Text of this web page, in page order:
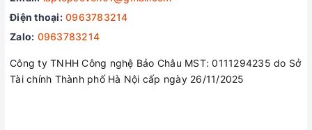
Điện thoại: 0963783214
Zalo: 0963783214
Công ty TNHH Công nghệ Bảo Châu MST: 0111294235 do Sở
Tài chính Thành phố Hà Nội cấp ngày 26/11/2025